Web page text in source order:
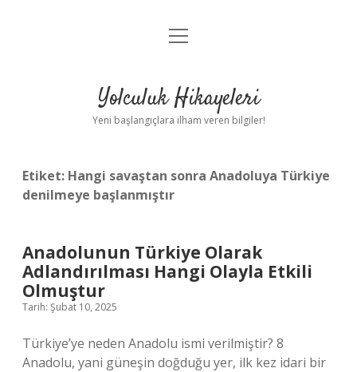
Anasayfa
Yasal Uyarı
menüyü
Yolculuk Hikayeleri
Yeni başlangıçlara ilham veren bilgiler!
Etiket: Hangi savaştan sonra Anadoluya Türkiye
denilmeye başlanmıştır
Anadolunun Türkiye Olarak
Adlandırılması Hangi Olayla Etkili
Olmuştur
Tarih: Şubat 10, 2025
Türkiye’ye neden Anadolu ismi verilmiştir? 8
Anadolu, yani güneşin doğduğu yer, ilk kez idari bir